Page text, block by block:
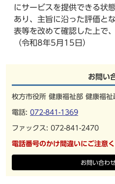
にサービスを提供できる状
あり、主旨に沿った評価と
表等を改めて確認した上で
（令和8年5月15日）
お問い
枚方市役所 健康福祉部 健康福祉
電話: 072-841-1369
ファックス: 072-841-2470
電話番号のかけ間違いにご注意く
お問い合わ